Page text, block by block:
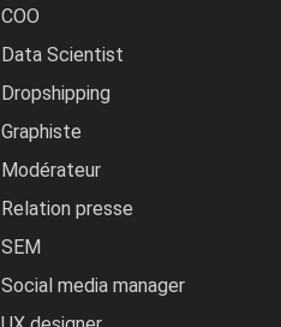
COO
Data Scientist
Dropshipping
Graphiste
Modérateur
Relation presse
SEM
Social media manager